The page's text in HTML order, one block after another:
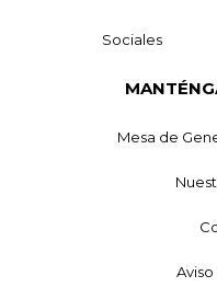
Sociales
Mesa de